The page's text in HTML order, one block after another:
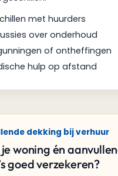
met huurders
over onderhoud
of ontheffingen
hulp op afstand
dekking bij verhuur
woning én
goed verzekeren?